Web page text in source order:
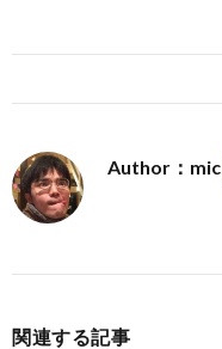
Author：mic
関連する記事